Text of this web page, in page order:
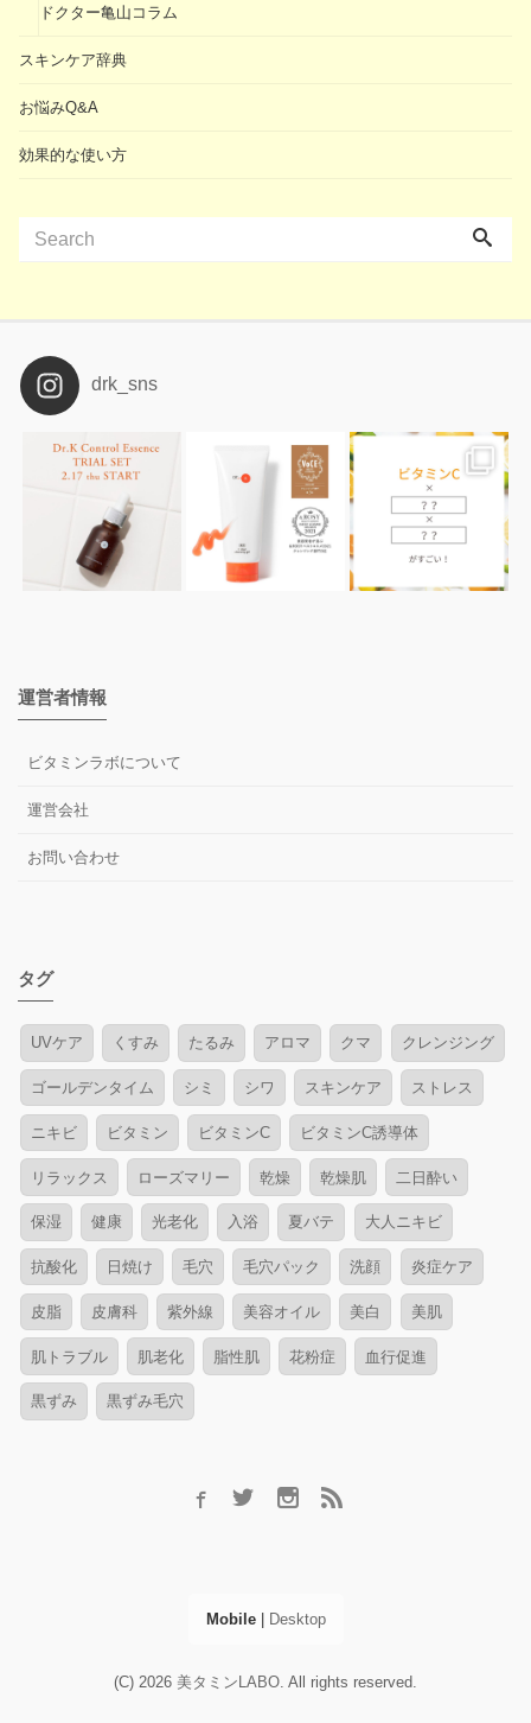
ドクター亀山コラム
スキンケア辞典
お悩みQ&A
効果的な使い方
drk_sns
運営者情報
ビタミンラボについて
運営会社
お問い合わせ
タグ
UVケア くすみ たるみ アロマ クマ クレンジング
ゴールデンタイム シミ シワ スキンケア ストレス
ニキビ ビタミン ビタミンC ビタミンC誘導体
リラックス ローズマリー 乾燥 乾燥肌 二日酔い
保湿 健康 光老化 入浴 夏バテ 大人ニキビ
抗酸化 日焼け 毛穴 毛穴パック 洗顔 炎症ケア
皮脂 皮膚科 紫外線 美容オイル 美白 美肌
肌トラブル 肌老化 脂性肌 花粉症 血行促進
黒ずみ 黒ずみ毛穴
Mobile| Desktop
(C) 2026 美タミンLABO. All rights reserved.